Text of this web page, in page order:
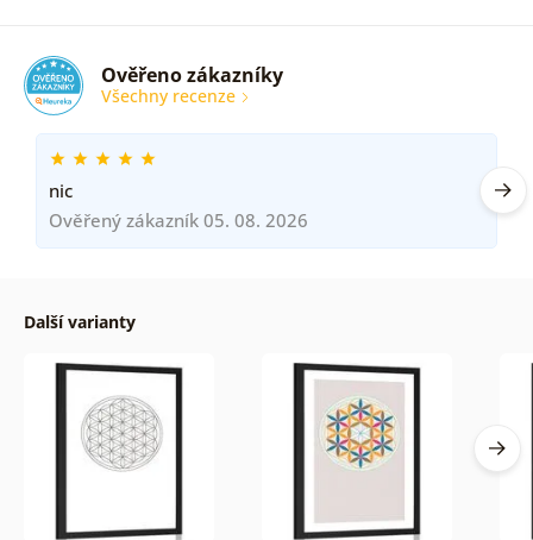
Ověřeno zákazníky
Všechny recenze
nic
Ověřený zákazník 05. 08. 2026
Další varianty